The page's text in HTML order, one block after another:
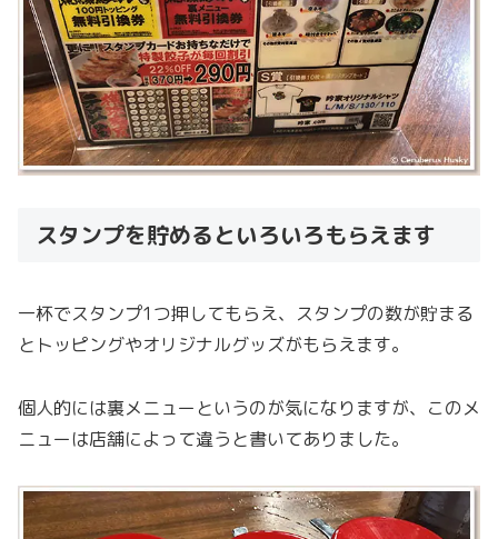
スタンプを貯めるといろいろもらえます
一杯でスタンプ1つ押してもらえ、スタンプの数が貯まる
とトッピングやオリジナルグッズがもらえます。
個人的には裏メニューというのが気になりますが、このメ
ニューは店舗によって違うと書いてありました。